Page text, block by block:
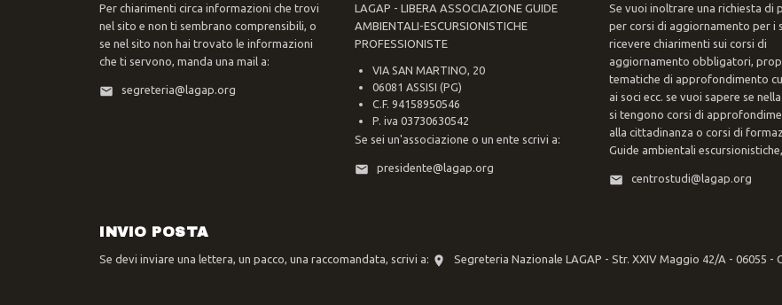
Per chiarimenti circa informazioni che trovi
nel sito e non ti sembrano comprensibili, o
se nel sito non hai trovato le informazioni
che ti servono, manda una mail a:
segreteria@lagap.org
LAGAP - LIBERA ASSOCIAZIONE GUIDE
AMBIENTALI-ESCURSIONISTICHE
PROFESSIONISTE
VIA SAN MARTINO, 20
06081 ASSISI (PG)
C.F. 94158950546
P. iva 03730630542
Se sei un'associazione o un ente scrivi a:
presidente@lagap.org
Se vuoi inoltrare una richiesta di
per corsi di aggiornamento per i
ricevere chiarimenti sui corsi di
aggiornamento obbligatori,
tematiche di approfondimento
ai soci ecc. se vuoi sapere se
si tengono corsi di
alla cittadinanza o corsi di
Guide ambientali
centrostudi@lagap.org
INVIO POSTA
Se devi inviare una lettera, un pacco, una raccomandata, scrivi a: Segreteria Nazionale LAGAP - Str. XXIV Maggio 42/A - 06055 -